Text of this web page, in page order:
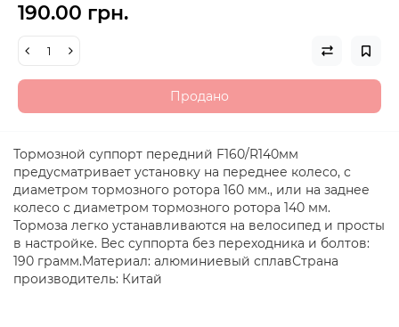
190.00 грн.
Продано
Тормозной суппорт передний F160/R140мм
предусматривает установку на переднее колесо, с
диаметром тормозного ротора 160 мм., или на заднее
колесо с диаметром тормозного ротора 140 мм.
Тормоза легко устанавливаются на велосипед и просты
в настройке. Вес суппорта без переходника и болтов:
190 грамм.Материал: алюминиевый сплавСтрана
производитель: Китай